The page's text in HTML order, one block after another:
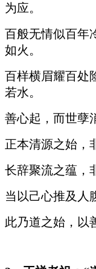
为应。
百般无情似百年
如火。
百样横眉耀百处
若水。
善心起，而世孽
正本清源之始，
长辞聚流之蕴，
当以己心推及人
此乃道之始，以